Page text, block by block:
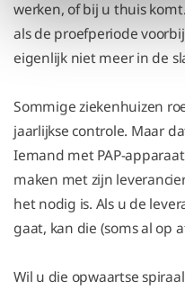
werken, of bij u thuis
als de proefperiode
eigenlijk niet meer in de
Sommige ziekenhuizen
jaarlijkse controle. Maar
Iemand met PAP-
maken met zijn
het nodig is. Als u de
gaat, kan die (soms al op
Wil u die opwaartse